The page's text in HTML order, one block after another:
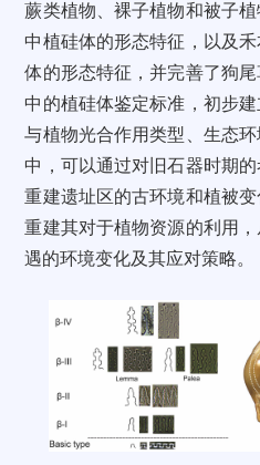
蕨类植物、裸子植物和被子
中植硅体的形态特征，以及
体的形态特征，并完善了狗
中的植硅体鉴定标准，初步
与植物光合作用类型、生态
中，可以通过对旧石器时期
重建遗址区的古环境和植被
重建其对于植物资源的利用
遇的环境变化及其应对策略。